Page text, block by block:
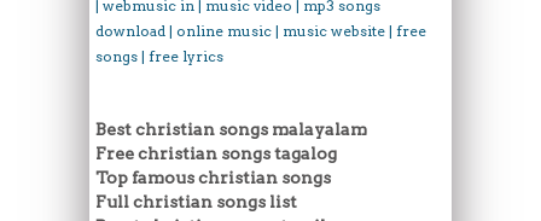
| webmusic in | music video | mp3 songs
download | online music | music website | free
songs | free lyrics
Best christian songs malayalam
Free christian songs tagalog
Top famous christian songs
Full christian songs list